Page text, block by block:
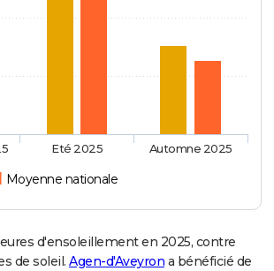
Moyenne nationale
Eté 2025 Automne 2025
d'ensoleillement en 2025, contre
de soleil. Agen-d'Aveyron a bénéficié de